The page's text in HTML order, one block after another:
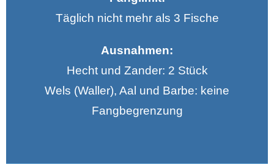
Täglich nicht mehr als 3 Fische
Ausnahmen:
Hecht und Zander: 2 Stück
Wels (Waller), Aal und Barbe: keine
Fangbegrenzung